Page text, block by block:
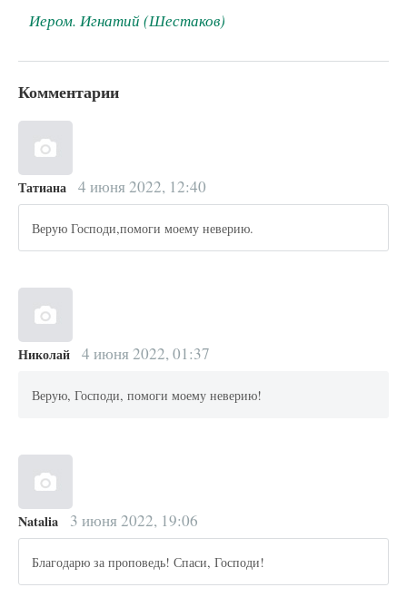
Иером. Игнатий (Шестаков)
Комментарии
Татиана 4 июня 2022, 12:40
Верую Господи,помоги моему неверию.
Николай 4 июня 2022, 01:37
Верую, Господи, помоги моему неверию!
Natalia 3 июня 2022, 19:06
Благодарю за проповедь! Спаси, Господи!